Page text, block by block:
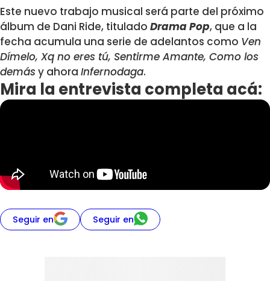
Este nuevo trabajo musical será parte del próximo
álbum de Dani Ride, titulado Drama Pop, que a la
fecha acumula una serie de adelantos como Ven
Dímelo, Xq no eres tú, Sentirme Amante, Como los
demásy ahora Infernodaga.
Mira la entrevista completa acá:
Seguir en Seguir en